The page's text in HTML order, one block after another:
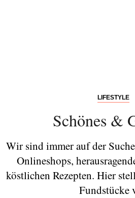
LIFESTYLE
Schönes &
Wir sind immer auf der
Onlineshops,
köstlichen Rezepten. Hier
Fundstücke